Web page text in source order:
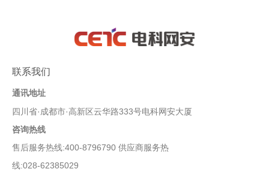
联系我们
通讯地址
四川省·成都市·高新区云华路333号电科网安大厦
咨询热线
售后服务热线:400-8796790 供应商服务热
线:028-62385029